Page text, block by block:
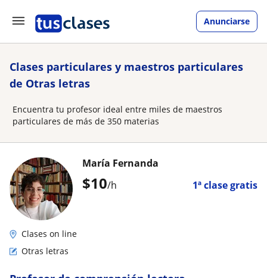
Anunciarse
Clases particulares y maestros particulares
de Otras letras
Encuentra tu profesor ideal entre miles de maestros
particulares de más de 350 materias
$10/h 1ª clase gratis
María Fernanda
Clases on line
Otras letras